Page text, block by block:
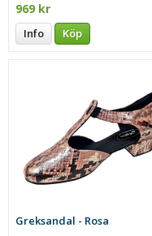
969 kr
Info Köp
Greksandal - Rosa